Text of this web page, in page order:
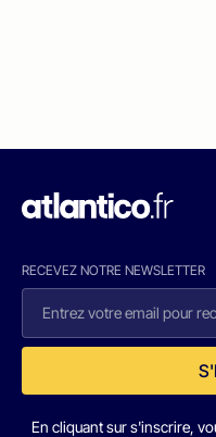
RECEVEZ NOTRE NEWSLETTER
En cliquant sur s'inscrire,